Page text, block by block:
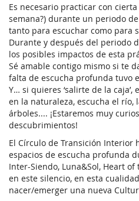
Es necesario practicar con
semana?) durante un periodo de
tanto para escuchar como para
Durante y después del periodo
los posibles impactos de esta
Sé amable contigo mismo si te
falta de escucha profunda tuvo
Y… si quieres ‘salirte de la
en la naturaleza, escucha el río,
árboles.... ¡Estaremos muy
descubrimientos!
El Círculo de Transición Interior
espacios de escucha profunda
Inter-Siendo, Luna&Sol, Heart
en este silencio, en esta
nacer/emerger una nueva